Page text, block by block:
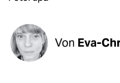
shop
fragen & hilfe
Von Eva-